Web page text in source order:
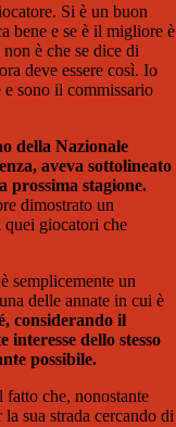
Si è un buon
bene e se è il migliore è
è che se dice di
deve essere così. Io
sono il commissario
della Nazionale
aveva sottolineato
prossima stagione.
dimostrato un
giocatori che
semplicemente un
delle annate in cui è
considerando il
dello stesso
possibile.
fatto che, nonostante
sua strada cercando di